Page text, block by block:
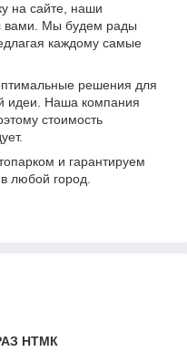
на сайте, наши
вами. Мы будем рады
каждому самые
решения для
идеи. Наша компания
стоимость
и гарантируем
любой город.
НТМК